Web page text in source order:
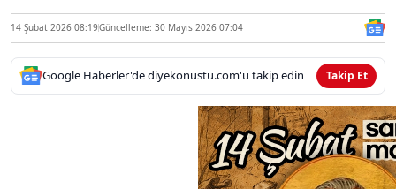
14 Şubat 2026 08:19Güncelleme: 30 Mayıs 2026 07:04
Google Haberler'de diyekonustu.com'u takip edin Takip Et